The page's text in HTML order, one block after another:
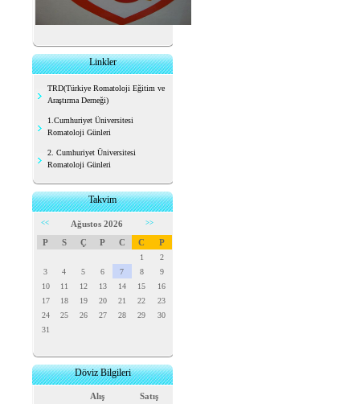
Linkler
TRD(Türkiye Romatoloji Eğitim ve
Araştırma Derneği)
1.Cumhuriyet Üniversitesi
Romatoloji Günleri
2. Cumhuriyet Üniversitesi
Romatoloji Günleri
Takvim
<< Ağustos 2026 >>
P S Ç P C C P
1
2
3
4 5 6 7 8
9
10
11 12 13 14 15
16
17
18 19 20 21 22
23
24
25 26 27 28 29
30
31
Döviz Bilgileri
Alış Satış